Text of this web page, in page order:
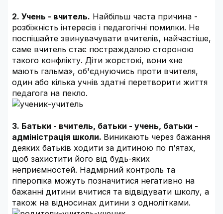
2. Учень - вчитель. Найбільш часта причина -
розбіжність інтересів і педагогічні помилки. Не
поспішайте звинувачувати вчителів, найчастіше,
саме вчитель стає постраждалою стороною
такого конфлікту. Діти жорстокі, вони «не
мають гальма», об'єднуючись проти вчителя,
один або кілька учнів здатні перетворити життя
педагога на пекло.
3. Батьки - вчитель, батьки - учень, батьки -
адміністрація школи. Виникають через бажання
деяких батьків ходити за дитиною по п'ятах,
щоб захистити його від будь-яких
неприємностей. Надмірний контроль та
гіперопіка можуть позначитися негативно на
бажанні дитини вчитися та відвідувати школу, а
також на відносинах дитини з однолітками.